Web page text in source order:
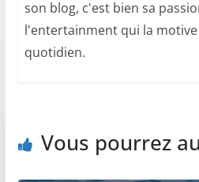
son blog, c'est bien sa
l'entertainment qui la
quotidien.
Vous pourrez